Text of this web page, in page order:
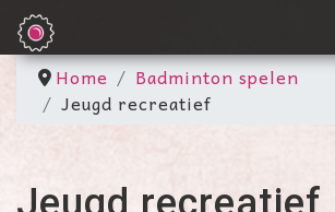
Home
Badminton spelen
Jeugd recreatief